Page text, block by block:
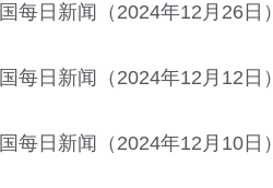
每日新闻（2024年12月26日）
每日新闻（2024年12月12日）
每日新闻（2024年12月10日）